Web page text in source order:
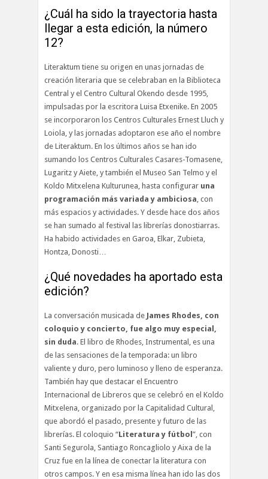
¿Cuál ha sido la trayectoria hasta
llegar a esta edición, la número
12?
Literaktum tiene su origen en unas jornadas de
creación literaria que se celebraban en la Biblioteca
Central y el Centro Cultural Okendo desde 1995,
impulsadas por la escritora Luisa Etxenike. En 2005
se incorporaron los Centros Culturales Ernest Lluch y
Loiola, y las jornadas adoptaron ese año el nombre
de Literaktum. En los últimos años se han ido
sumando los Centros Culturales Casares-Tomasene,
Lugaritz y Aiete, y también el Museo San Telmo y el
Koldo Mitxelena Kulturunea, hasta configurar una
programación más variada y ambiciosa, con
más espacios y actividades. Y desde hace dos años
se han sumado al festival las librerías donostiarras.
Ha habido actividades en Garoa, Elkar, Zubieta,
Hontza, Donosti…
¿Qué novedades ha aportado esta
edición?
La conversación musicada de James Rhodes, con
coloquio y concierto, fue algo muy especial,
sin duda. El libro de Rhodes, Instrumental, es una
de las sensaciones de la temporada: un libro
valiente y duro, pero luminoso y lleno de esperanza.
También hay que destacar el Encuentro
Internacional de Libreros que se celebró en el Koldo
Mitxelena, organizado por la Capitalidad Cultural,
que abordó el pasado, presente y futuro de las
librerías. El coloquio “Literatura y fútbol ”, con
Santi Segurola, Santiago Roncagliolo y Aixa de la
Cruz fue en la línea de conectar la literatura con
otros campos. Y en esa misma línea han ido las dos